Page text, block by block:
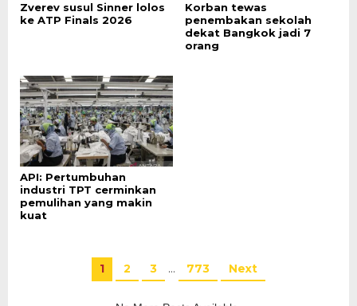
Zverev susul Sinner lolos
ke ATP Finals 2026
Korban tewas
penembakan sekolah
dekat Bangkok jadi 7
orang
API: Pertumbuhan
industri TPT cerminkan
pemulihan yang makin
kuat
1 2 3 … 773 Next